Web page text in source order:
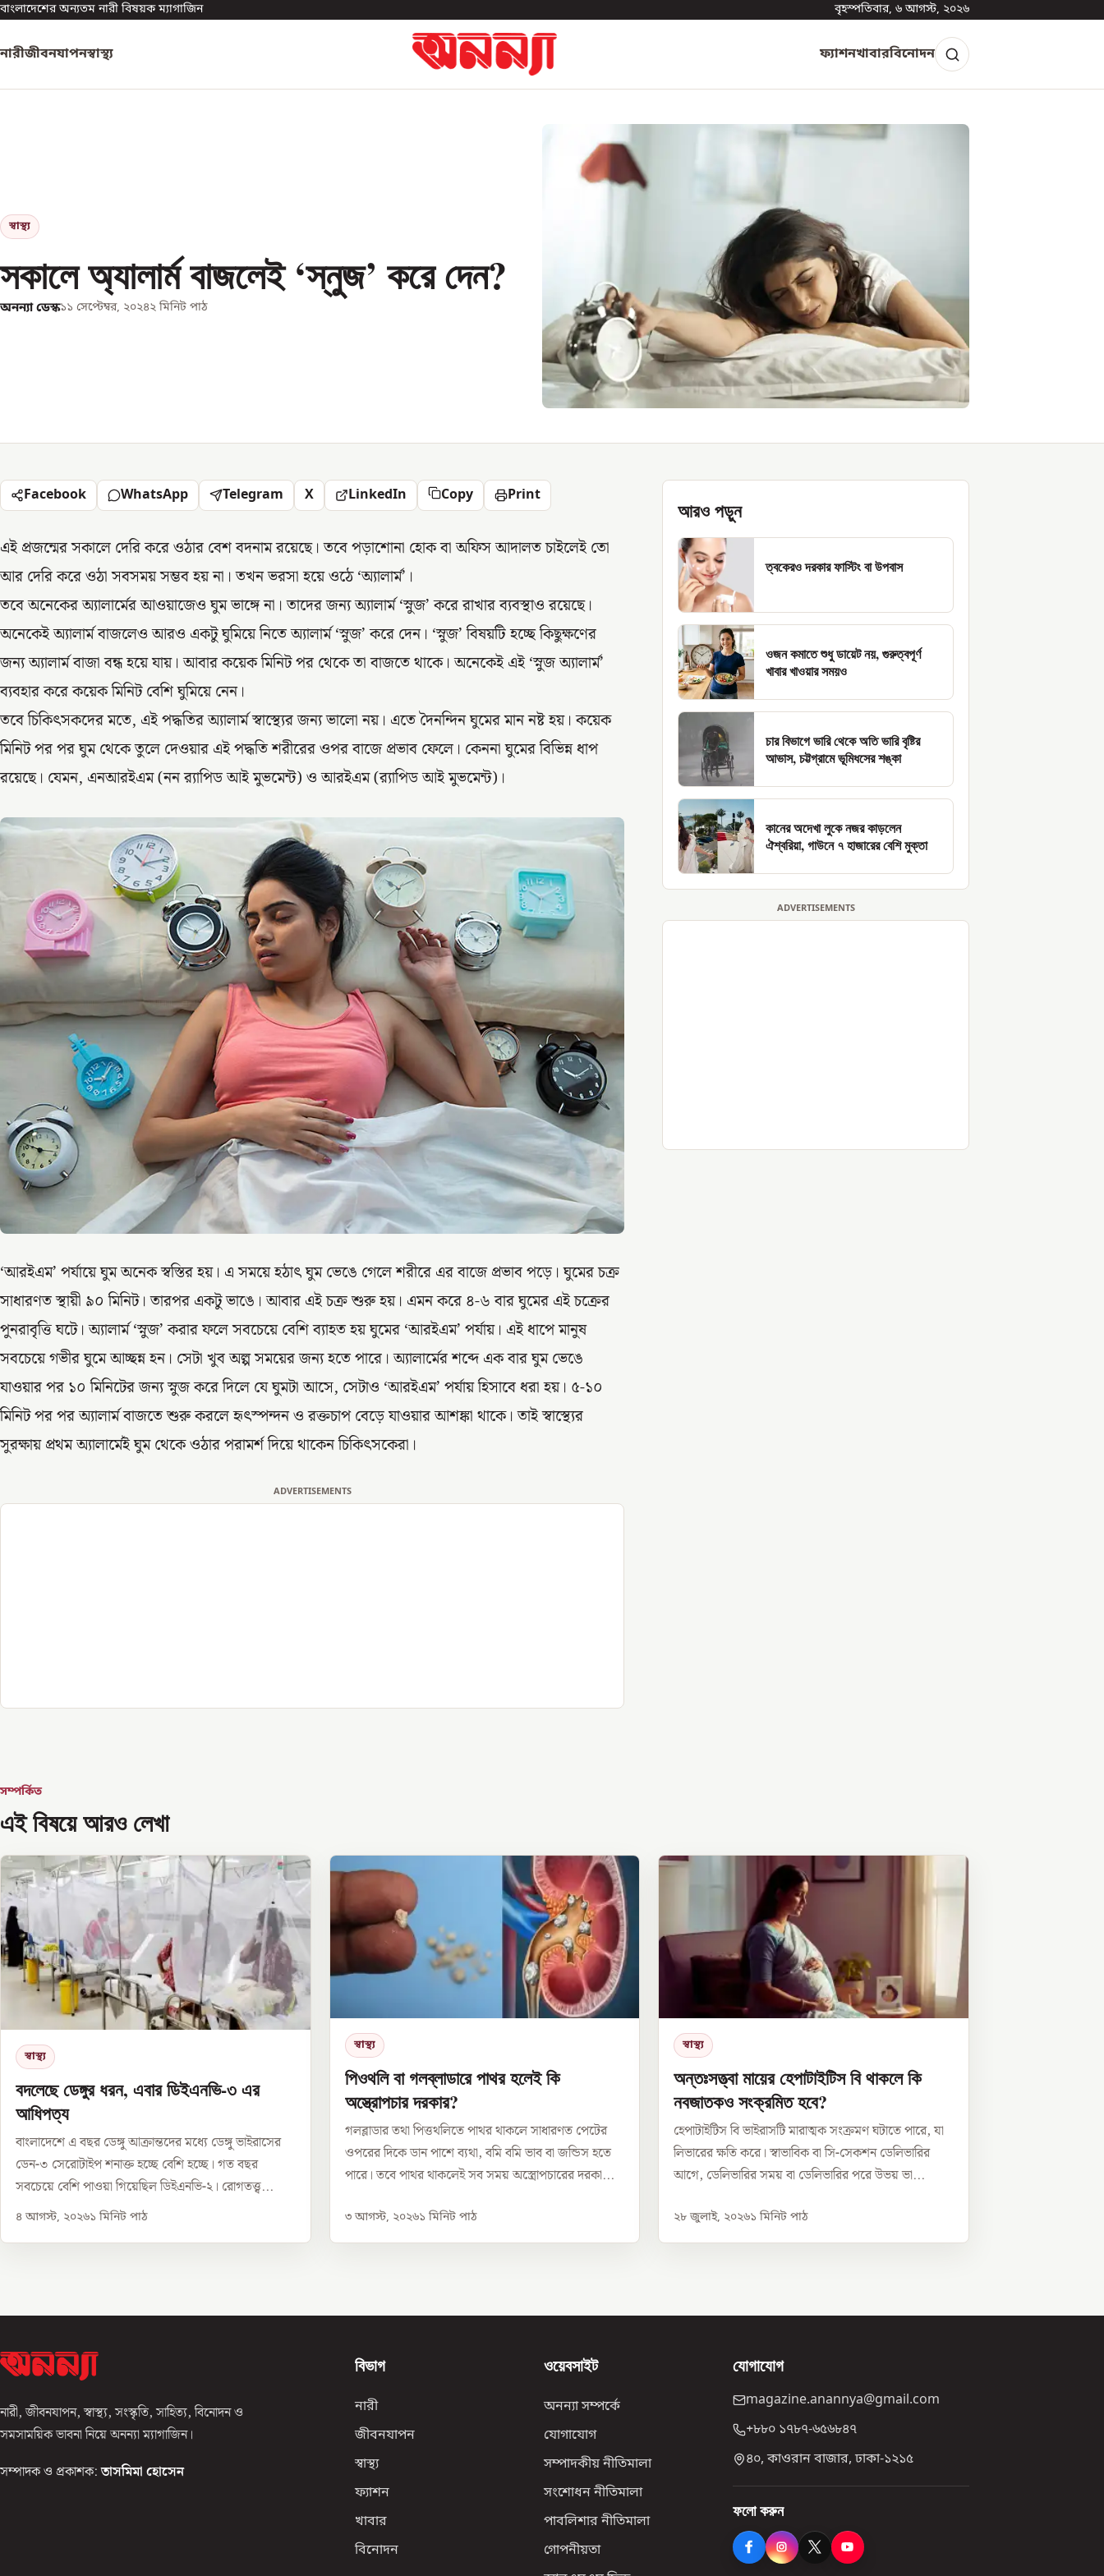
বাংলাদেশের অন্যতম নারী বিষয়ক ম্যাগাজিন বৃহস্পতিবার, ৬ আগস্ট, ২০২৬
নারীজীবনযাপনস্বাস্থ্য ফ্যাশনখাবারবিনোদন
স্বাস্থ্য
সকালে অ্যালার্ম বাজলেই ‘স্নুজ’ করে দেন?
অনন্যা ডেস্ক১১ সেপ্টেম্বর, ২০২৪২ মিনিট পাঠ
Facebook WhatsApp Telegram X LinkedIn Copy Print
এই প্রজন্মের সকালে দেরি করে ওঠার বেশ বদনাম রয়েছে। তবে পড়াশোনা হোক বা অফিস আদালত চাইলেই তো
আর দেরি করে ওঠা সবসময় সম্ভব হয় না। তখন ভরসা হয়ে ওঠে ‘অ্যালার্ম’।
তবে অনেকের অ্যালার্মের আওয়াজেও ঘুম ভাঙ্গে না। তাদের জন্য অ্যালার্ম ‘স্নুজ’ করে রাখার ব্যবস্থাও রয়েছে।
অনেকেই অ্যালার্ম বাজলেও আরও একটু ঘুমিয়ে নিতে অ্যালার্ম ‘স্নুজ’ করে দেন। ‘স্নুজ’ বিষয়টি হচ্ছে কিছুক্ষণের
জন্য অ্যালার্ম বাজা বন্ধ হয়ে যায়। আবার কয়েক মিনিট পর থেকে তা বাজতে থাকে। অনেকেই এই ‘স্নুজ অ্যালার্ম’
ব্যবহার করে কয়েক মিনিট বেশি ঘুমিয়ে নেন।
তবে চিকিৎসকদের মতে, এই পদ্ধতির অ্যালার্ম স্বাস্থ্যের জন্য ভালো নয়। এতে দৈনন্দিন ঘুমের মান নষ্ট হয়। কয়েক
মিনিট পর পর ঘুম থেকে তুলে দেওয়ার এই পদ্ধতি শরীরের ওপর বাজে প্রভাব ফেলে। কেননা ঘুমের বিভিন্ন ধাপ
রয়েছে। যেমন, এনআরইএম (নন র‌্যাপিড আই মুভমেন্ট) ও আরইএম (র‌্যাপিড আই মুভমেন্ট)।
‘আরইএম’ পর্যায়ে ঘুম অনেক স্বস্তির হয়। এ সময়ে হঠাৎ ঘুম ভেঙে গেলে শরীরে এর বাজে প্রভাব পড়ে। ঘুমের চক্র
সাধারণত স্থায়ী ৯০ মিনিট। তারপর একটু ভাঙে। আবার এই চক্র শুরু হয়। এমন করে ৪-৬ বার ঘুমের এই চক্রের
পুনরাবৃত্তি ঘটে। অ্যালার্ম ‘স্নুজ’ করার ফলে সবচেয়ে বেশি ব্যাহত হয় ঘুমের ‘আরইএম’ পর্যায়। এই ধাপে মানুষ
সবচেয়ে গভীর ঘুমে আচ্ছন্ন হন। সেটা খুব অল্প সময়ের জন্য হতে পারে। অ্যালার্মের শব্দে এক বার ঘুম ভেঙে
যাওয়ার পর ১০ মিনিটের জন্য স্নুজ করে দিলে যে ঘুমটা আসে, সেটাও ‘আরইএম’ পর্যায় হিসাবে ধরা হয়। ৫-১০
মিনিট পর পর অ্যালার্ম বাজতে শুরু করলে হৃৎস্পন্দন ও রক্তচাপ বেড়ে যাওয়ার আশঙ্কা থাকে। তাই স্বাস্থ্যের
সুরক্ষায় প্রথম অ্যালার্মেই ঘুম থেকে ওঠার পরামর্শ দিয়ে থাকেন চিকিৎসকেরা।
ADVERTISEMENTS
আরও পড়ুন
ত্বকেরও দরকার ফাস্টিং বা উপবাস
ওজন কমাতে শুধু ডায়েট নয়, গুরুত্বপূর্ণ
খাবার খাওয়ার সময়ও
চার বিভাগে ভারি থেকে অতি ভারি বৃষ্টির
আভাস, চট্টগ্রামে ভূমিধসের শঙ্কা
কানের অদেখা লুকে নজর কাড়লেন
ঐশ্বরিয়া, গাউনে ৭ হাজারের বেশি মুক্তা
ADVERTISEMENTS
সম্পর্কিত
এই বিষয়ে আরও লেখা
স্বাস্থ্য
বদলেছে ডেঙ্গুর ধরন, এবার ডিইএনভি-৩ এর
আধিপত্য
বাংলাদেশে এ বছর ডেঙ্গু আক্রান্তদের মধ্যে ডেঙ্গু ভাইরাসের
ডেন-৩ সেরোটাইপ শনাক্ত হচ্ছে বেশি হচ্ছে। গত বছর
সবচেয়ে বেশি পাওয়া গিয়েছিল ডিইএনভি-২। রোগতত্ত্ব...
৪ আগস্ট, ২০২৬১ মিনিট পাঠ
স্বাস্থ্য
পিওথলি বা গলব্লাডারে পাথর হলেই কি
অস্ত্রোপচার দরকার?
গলব্লাডার তথা পিত্তথলিতে পাথর থাকলে সাধারণত পেটের
ওপরের দিকে ডান পাশে ব্যথা, বমি বমি ভাব বা জন্ডিস হতে
পারে। তবে পাথর থাকলেই সব সময় অস্ত্রোপচারের দরকা...
৩ আগস্ট, ২০২৬১ মিনিট পাঠ
স্বাস্থ্য
অন্তঃসত্ত্বা মায়ের হেপাটাইটিস বি থাকলে কি
নবজাতকও সংক্রমিত হবে?
হেপাটাইটিস বি ভাইরাসটি মারাত্মক সংক্রমণ ঘটাতে পারে, যা
লিভারের ক্ষতি করে। স্বাভাবিক বা সি-সেকশন ডেলিভারির
আগে, ডেলিভারির সময় বা ডেলিভারির পরে উভয় ভা...
২৮ জুলাই, ২০২৬১ মিনিট পাঠ
নারী, জীবনযাপন, স্বাস্থ্য, সংস্কৃতি, সাহিত্য, বিনোদন ও
সমসাময়িক ভাবনা নিয়ে অনন্যা ম্যাগাজিন।
সম্পাদক ও প্রকাশক: তাসমিমা হোসেন
বিভাগ
নারী
জীবনযাপন
স্বাস্থ্য
ফ্যাশন
খাবার
বিনোদন
ওয়েবসাইট
অনন্যা সম্পর্কে
যোগাযোগ
সম্পাদকীয় নীতিমালা
সংশোধন নীতিমালা
পাবলিশার নীতিমালা
গোপনীয়তা
যোগাযোগ
magazine.anannya@gmail.com
+৮৮০ ১৭৮৭-৬৫৬৮৪৭
৪০, কাওরান বাজার, ঢাকা-১২১৫
ফলো করুন